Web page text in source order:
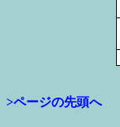
>ページの先頭へ